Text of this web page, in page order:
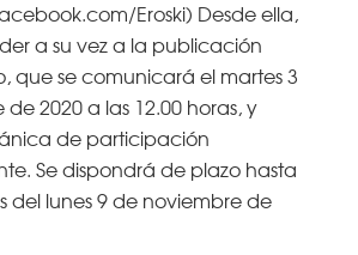
Eroski) Desde ella,
a su vez a la publicación
que se comunicará el martes 3
2020 a las 12.00 horas, y
de participación
Se dispondrá de plazo hasta
del lunes 9 de noviembre de